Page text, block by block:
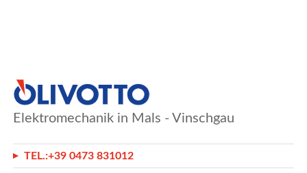
Elektromechanik in Mals - Vinschgau
TEL.:+39 0473 831012